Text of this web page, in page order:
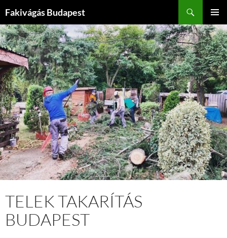
tartalomba
Fakivágás Budapest
MENÜ
TELEK TAKARÍTÁS
BUDAPEST